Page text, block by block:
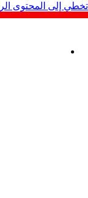
المحتوى الرئيسي